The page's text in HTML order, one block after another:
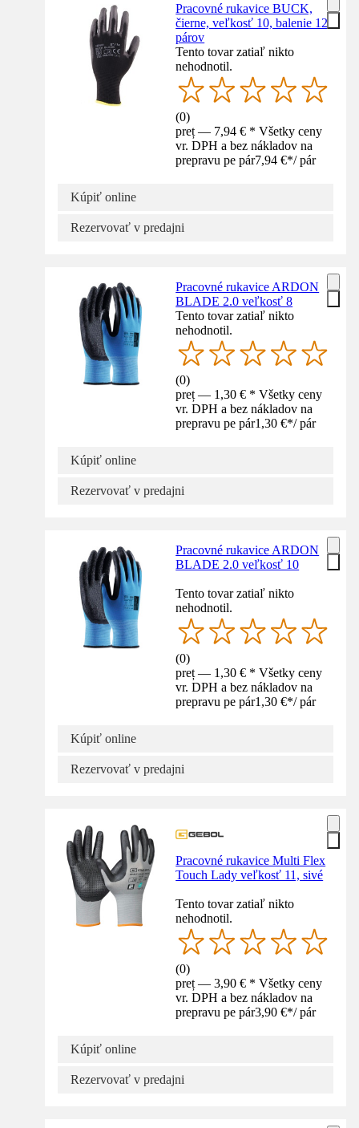
Pracovné rukavice BUCK,
čierne, veľkosť 10, balenie 12
párov
Tento tovar zatiaľ nikto
nehodnotil.
(0)
preț — 7,94 € * Všetky ceny
vr. DPH a bez nákladov na
prepravu pe pár7,94 €*/ pár
Kúpiť online
Rezervovať v predajni
Pracovné rukavice ARDON
BLADE 2.0 veľkosť 8
Tento tovar zatiaľ nikto
nehodnotil.
(0)
preț — 1,30 € * Všetky ceny
vr. DPH a bez nákladov na
prepravu pe pár1,30 €*/ pár
Kúpiť online
Rezervovať v predajni
Pracovné rukavice ARDON
BLADE 2.0 veľkosť 10
Tento tovar zatiaľ nikto
nehodnotil.
(0)
preț — 1,30 € * Všetky ceny
vr. DPH a bez nákladov na
prepravu pe pár1,30 €*/ pár
Kúpiť online
Rezervovať v predajni
Pracovné rukavice Multi Flex
Touch Lady veľkosť 11, sivé
Tento tovar zatiaľ nikto
nehodnotil.
(0)
preț — 3,90 € * Všetky ceny
vr. DPH a bez nákladov na
prepravu pe pár3,90 €*/ pár
Kúpiť online
Rezervovať v predajni